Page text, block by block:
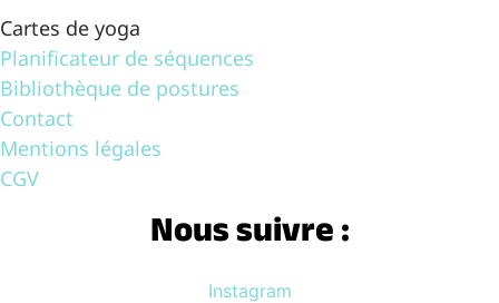
Cartes de yoga
Planificateur de séquences
Bibliothèque de postures
Contact
Mentions légales
CGV
Nous suivre :
Instagram